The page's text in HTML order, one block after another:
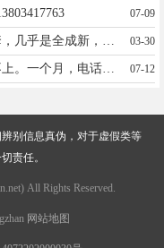
07-09
03-30
谁要小狗？免费送，家里有事顾不上。一个月，电话18635578889 07-12
别信息真伪，对于虚假类等
责任。
All Rights Reserved.
网站地图